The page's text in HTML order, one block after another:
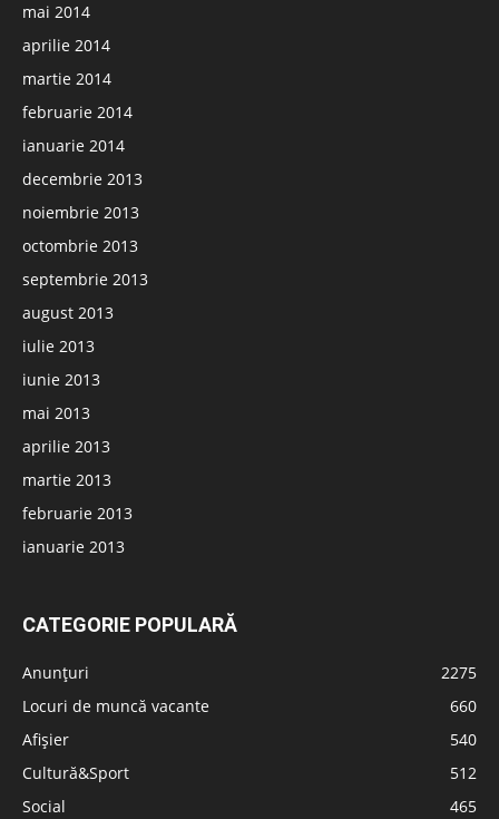
mai 2014
aprilie 2014
martie 2014
februarie 2014
ianuarie 2014
decembrie 2013
noiembrie 2013
octombrie 2013
septembrie 2013
august 2013
iulie 2013
iunie 2013
mai 2013
aprilie 2013
martie 2013
februarie 2013
ianuarie 2013
CATEGORIE POPULARĂ
Anunțuri
2275
Locuri de muncă vacante
660
Afișier
540
Cultură&Sport
512
Social
465